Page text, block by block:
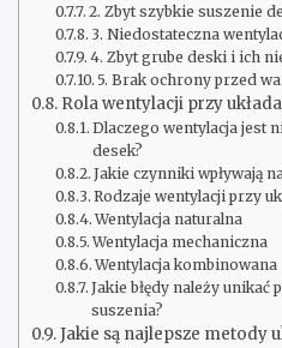
2. Zbyt szybkie suszenie
3. Niedostateczna
4. Zbyt grube deski i ich
5. Brak ochrony przed
Rola wentylacji przy
Dlaczego wentylacja jest
desek?
Jakie czynniki wpływają
Rodzaje wentylacji przy
Wentylacja naturalna
Wentylacja mechaniczna
Wentylacja kombinowana
Jakie błędy należy unikać
suszenia?
Jakie są najlepsze metody